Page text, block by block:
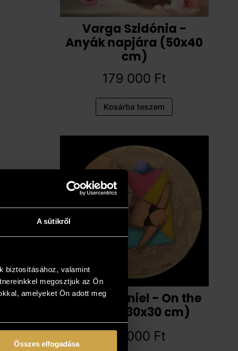
A sütikről
biztosításához, valamint
megosztjuk az Ön
amelyeket Ön adott meg
Összes elfogadása
Varga Szidónia -
Anyák napjára (50x40
cm)
179 000 Ft
Kosárba teszem
Ludvig Dániel - On the
beach (30x30 cm)
191 000 Ft